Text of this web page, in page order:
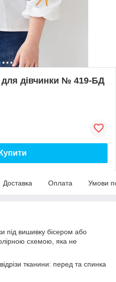
дівчинки № 419-БД
Купити
Доставка Оплата Умови
під вишивку бісером або
схемою, яка не
тканини: перед та спинка